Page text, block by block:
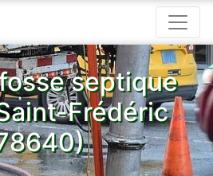
septique
Frédéric